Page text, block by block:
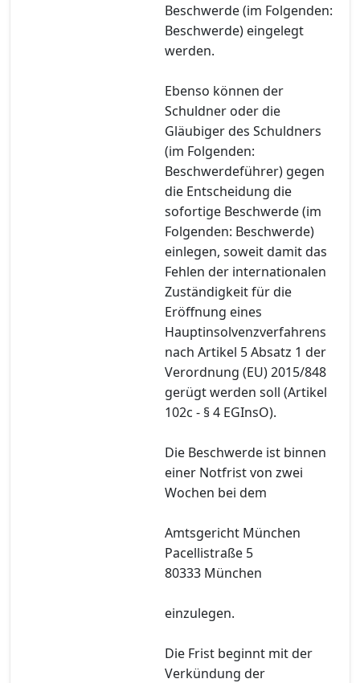
Beschwerde (im Folgenden:
Beschwerde) eingelegt
werden.
Ebenso können der
Schuldner oder die
Gläubiger des Schuldners
(im Folgenden:
Beschwerdeführer) gegen
die Entscheidung die
sofortige Beschwerde (im
Folgenden: Beschwerde)
einlegen, soweit damit das
Fehlen der internationalen
Zuständigkeit für die
Eröffnung eines
Hauptinsolvenzverfahrens
nach Artikel 5 Absatz 1 der
Verordnung (EU) 2015/848
gerügt werden soll (Artikel
102c - § 4 EGInsO).
Die Beschwerde ist binnen
einer Notfrist von zwei
Wochen bei dem
Amtsgericht München
Pacellistraße 5
80333 München
einzulegen.
Die Frist beginnt mit der
Verkündung der